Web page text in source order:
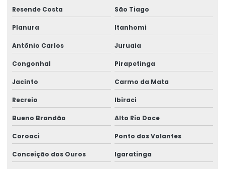
Resende Costa São Tiago
Planura Itanhomi
Antônio Carlos Juruaia
Congonhal Pirapetinga
Jacinto Carmo da Mata
Recreio Ibiraci
Bueno Brandão Alto Rio Doce
Coroaci Ponto dos Volantes
Conceição dos Ouros Igaratinga